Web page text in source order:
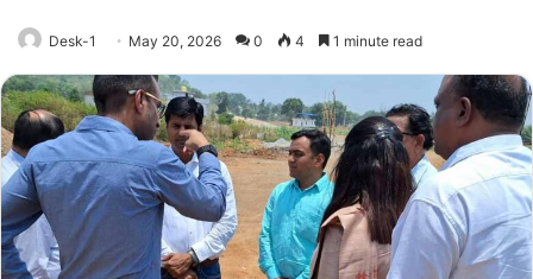
Desk-1 May 20, 2026 0 4 1 minute read